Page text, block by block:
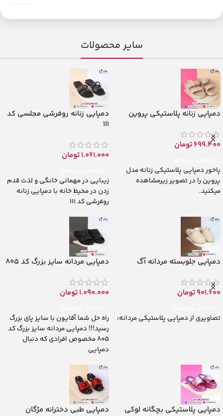
سایر محصولات
دمپایی زنانه پلاستیکی پروین
699.400تومان
پاخور دمپایی پلاستیکی زنانه مدل
پروین را در تصویر زیرمشاهده
میکنید.
دمپایی زنانه روفرشی مجلسی کد
111
1.061.000تومان
زیبایی در مهمانی خانگی و لذت قدم
زدن در محیط خانه با دمپایی زنانه
روفرشی کد 111
دمپایی جلوبسته مردانه آگ
901.600تومان
تصاویری از دمپایی پلاستیکی مردانه:
دمپایی مردانه سایز بزرگ کد 805
1.090.000تومان
راه حل شما آقایون با سایز پای بزرگ
رسید!!! دمپایی مردانه سایز بزرگ کد
805 مخصوص افرادی که دنبال
دمپایی
دمپایی پلاستیکی بچگانه لوکی دمپایی طبی دخترانه مژگان